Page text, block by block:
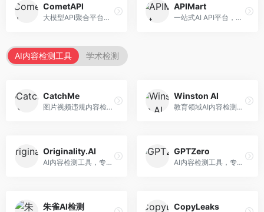
CometAPI
大模型API聚合平台，整合多种AI模型服务。面向开发者，提供统一接口、模型切换、监控分析等服务，API管理便捷。
APIMart
一站式AI API平台，整合多种AI服务。面向开发者，提供模型API、图像处理、语音识别等服务，API种类丰富。
AI内容检测工具 学术检测
CatchMe
图片视频违规内容检测平台，专注于视觉内容安全。面向内容平台，提供图片审核、视频审核、直播监控等服务，视觉检测专业。
Winston AI
教育领域AI内容检测平台，专注于学术诚信。面向教育机构，提供AI内容检测、抄袭检测、报告生成等服务，教育适配性强。
Originality.AI
AI内容检测工具，专注于内容原创性验证。面向内容创作者和出版商，提供AI检测、抄袭检测、批量分析等服务，检测精度高。
GPTZero
AI内容检测工具，专注于AI生成文本识别。面向教育工作者和出版商，提供文本检测、批量分析、API接口等服务，检测准确率高。
朱雀AI检测 CopyLeaks